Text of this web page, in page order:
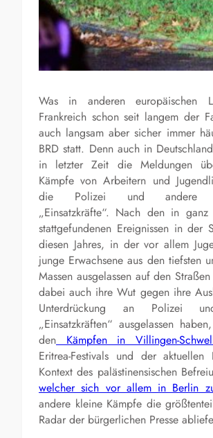
Was in anderen europäischen
Frankreich schon seit langem der
auch langsam aber sicher immer
BRD statt. Denn auch in
in letzter Zeit die Meldungen
Kämpfe von Arbeitern und
die Polizei und andere
„Einsatzkräfte“. Nach den in ganz
stattgefundenen Ereignissen in der
diesen Jahres, in der vor allem
junge Erwachsene aus den tiefsten
Massen ausgelassen auf den
dabei auch ihre Wut gegen ihre
Unterdrückung an Polizei
„Einsatzkräften“ ausgelassen
den Kämpfen in Villingen-
Eritrea-Festivals und der aktuellen
Kontext des palästinensischen
welcher sich vor allem in Berlin
andere kleine Kämpfe die
Radar der bürgerlichen Presse